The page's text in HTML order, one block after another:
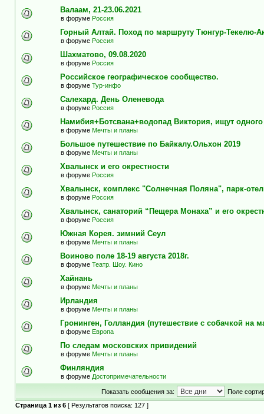
Валаам, 21-23.06.2021
в форуме Россия
Горный Алтай. Поход по маршруту Тюнгур-Текелю-
в форуме Россия
Шахматово, 09.08.2020
в форуме Россия
Российское географическое сообщество.
в форуме Тур-инфо
Салехард. День Оленевода
в форуме Россия
Намибия+Ботсвана+водопад Виктория, ищут
в форуме Мечты и планы
Большое путешествие по Байкалу.Ольхон 2019
в форуме Мечты и планы
Хвалынск и его окрестности
в форуме Россия
Хвалынск, комплекс "Солнечная Поляна", парк-
в форуме Россия
Хвалынск, санаторий “Пещера Монаха” и его
в форуме Россия
Южная Корея. зимний Сеул
в форуме Мечты и планы
Воиново поле 18-19 августа 2018г.
в форуме Театр. Шоу. Кино
Хайнань
в форуме Мечты и планы
Ирландия
в форуме Мечты и планы
Гронинген, Голландия (путешествие с собачкой на
в форуме Европа
По следам московских привидений
в форуме Мечты и планы
Финляндия
в форуме Достопримечательности
Показать сообщения за:
Поле
Страница 1 из 6 [ Результатов поиска: 127 ]